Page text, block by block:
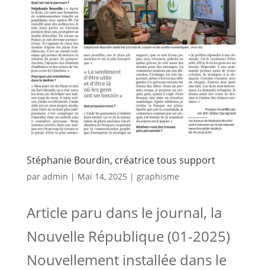
Stéphanie Bourdin, créatrice tous support
par admin | Mai 14, 2025 | graphisme
Article paru dans le journal, la
Nouvelle République (01-2025)
Nouvellement installée dans le